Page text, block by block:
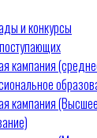
и конкурсы
кампания
кампания (Высшее